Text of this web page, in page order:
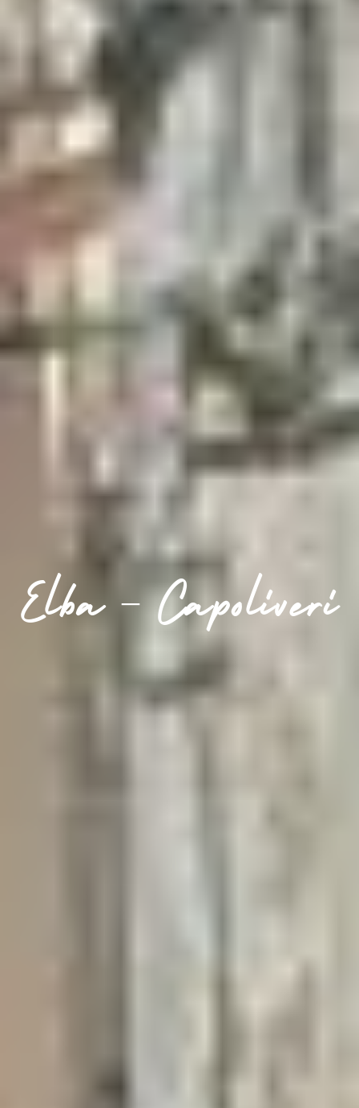
Elba – Capoliveri